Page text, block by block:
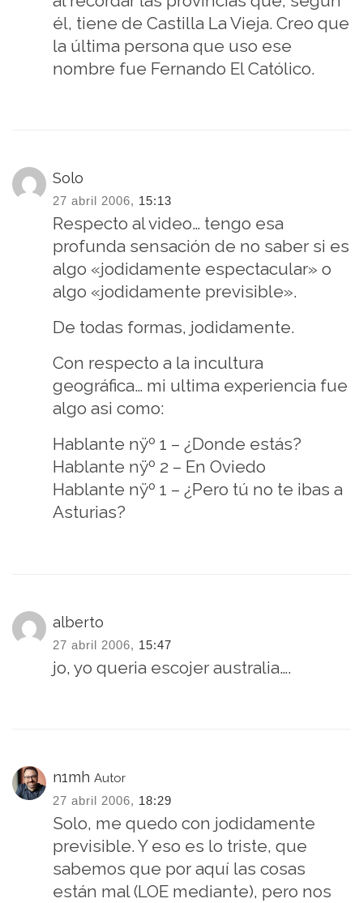
él, tiene de Castilla La Vieja. Creo que
la última persona que uso ese
nombre fue Fernando El Católico.
Solo
27 abril 2006, 15:13
Respecto al video… tengo esa
profunda sensación de no saber si es
algo «jodidamente espectacular» o
algo «jodidamente previsible».
De todas formas, jodidamente.
Con respecto a la incultura
geográfica… mi ultima experiencia fue
algo asi como:
Hablante nÿº 1 – ¿Donde estás?
Hablante nÿº 2 – En Oviedo
Hablante nÿº 1 – ¿Pero tú no te ibas a
Asturias?
alberto
27 abril 2006, 15:47
jo, yo queria escojer australia….
n1mh Autor
27 abril 2006, 18:29
Solo, me quedo con jodidamente
previsible. Y eso es lo triste, que
sabemos que por aquí las cosas
están mal (LOE mediante), pero nos